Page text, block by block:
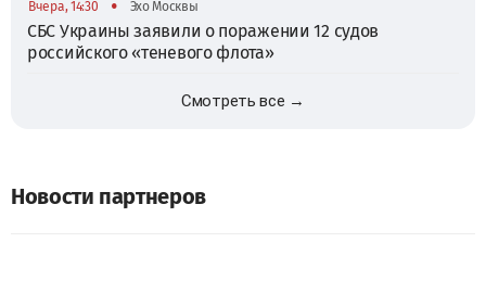
Вчера, 14:30 • Эхо Москвы
СБС Украины заявили о поражении 12 судов
российского «теневого флота»
Смотреть все →
Новости партнеров